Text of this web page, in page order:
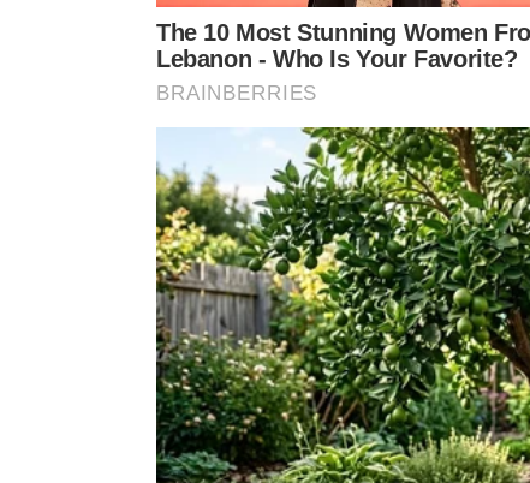
Secar bem e
Sal e bicarbonato de sódio fazem
na água morna?
A resposta mais equilibrada dos especialistas é
consistente do ritual porque aquece a
local. O sal e o bicarbonato de sódio podem
para tratar essa mistura como solução